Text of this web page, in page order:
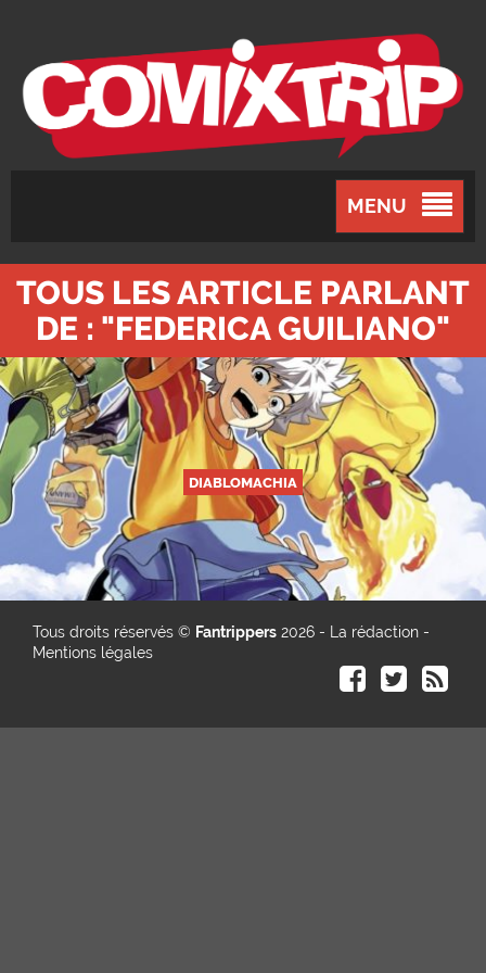
MENU
TOUS LES ARTICLE PARLANT
DE : "FEDERICA GUILIANO"
DIABLOMACHIA
Tous droits réservés © Fantrippers 2026 - La rédaction -
Mentions légales